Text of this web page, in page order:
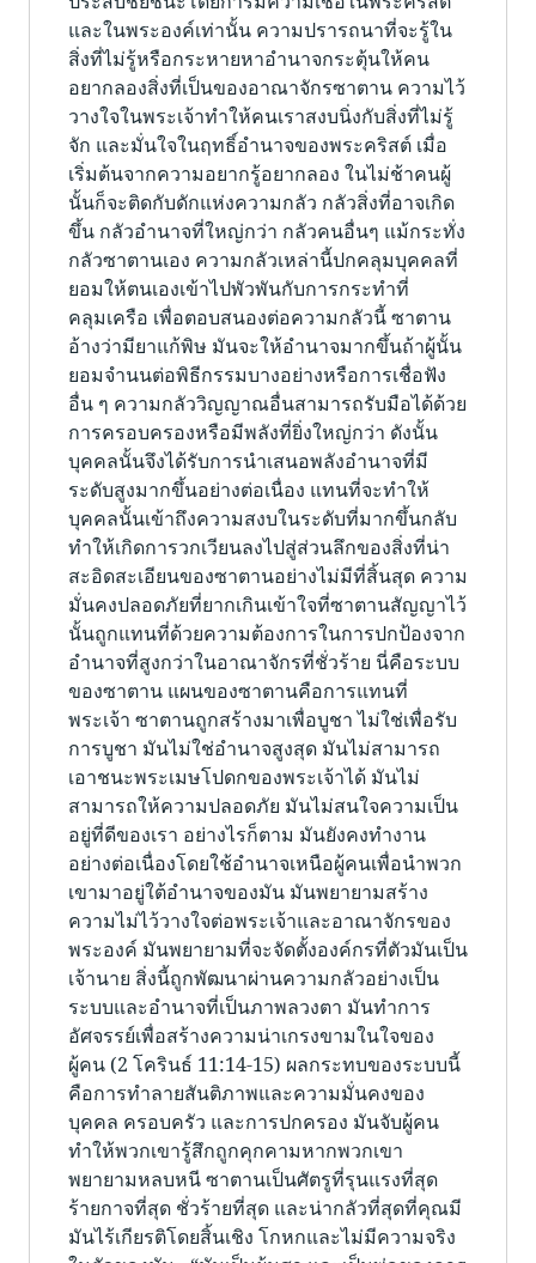
และในพระองค์เท่านั้น ความปรารถนาที่จะรู้ใน
สิ่งที่ไม่รู้หรือกระหายหาอำนาจกระตุ้นให้คน
อยากลองสิ่งที่เป็นของอาณาจักรซาตาน ความไว้
วางใจในพระเจ้าทำให้คนเราสงบนิ่งกับสิ่งที่ไม่รู้
จัก และมั่นใจในฤทธิ์อำนาจของพระคริสต์ เมื่อ
เริ่มต้นจากความอยากรู้อยากลอง ในไม่ช้าคนผู้
นั้นก็จะติดกับดักแห่งความกลัว กลัวสิ่งที่อาจเกิด
ขึ้น กลัวอำนาจที่ใหญ่กว่า กลัวคนอื่นๆ แม้กระทั่ง
กลัวซาตานเอง ความกลัวเหล่านี้ปกคลุมบุคคลที่
ยอมให้ตนเองเข้าไปพัวพันกับการกระทำที่
คลุมเครือ เพื่อตอบสนองต่อความกลัวนี้ ซาตาน
อ้างว่ามียาแก้พิษ มันจะให้อำนาจมากขึ้นถ้าผู้นั้น
ยอมจำนนต่อพิธีกรรมบางอย่างหรือการเชื่อฟัง
อื่น ๆ ความกลัววิญญาณอื่นสามารถรับมือได้ด้วย
การครอบครองหรือมีพลังที่ยิ่งใหญ่กว่า ดังนั้น
บุคคลนั้นจึงได้รับการนำเสนอพลังอำนาจที่มี
ระดับสูงมากขึ้นอย่างต่อเนื่อง แทนที่จะทำให้
บุคคลนั้นเข้าถึงความสงบในระดับที่มากขึ้นกลับ
ทำให้เกิดการวกเวียนลงไปสู่ส่วนลึกของสิ่งที่น่า
สะอิดสะเอียนของซาตานอย่างไม่มีที่สิ้นสุด ความ
มั่นคงปลอดภัยที่ยากเกินเข้าใจที่ซาตานสัญญาไว้
นั้นถูกแทนที่ด้วยความต้องการในการปกป้องจาก
อำนาจที่สูงกว่าในอาณาจักรที่ชั่วร้าย นี่คือระบบ
ของซาตาน แผนของซาตานคือการแทนที่
พระเจ้า ซาตานถูกสร้างมาเพื่อบูชา ไม่ใช่เพื่อรับ
การบูชา มันไม่ใช่อำนาจสูงสุด มันไม่สามารถ
เอาชนะพระเมษโปดกของพระเจ้าได้ มันไม่
สามารถให้ความปลอดภัย มันไม่สนใจความเป็น
อยู่ที่ดีของเรา อย่างไรก็ตาม มันยังคงทำงาน
อย่างต่อเนื่องโดยใช้อำนาจเหนือผู้คนเพื่อนำพวก
เขามาอยู่ใต้อำนาจของมัน มันพยายามสร้าง
ความไม่ไว้วางใจต่อพระเจ้าและอาณาจักรของ
พระองค์ มันพยายามที่จะจัดตั้งองค์กรที่ตัวมันเป็น
เจ้านาย สิ่งนี้ถูกพัฒนาผ่านความกลัวอย่างเป็น
ระบบและอำนาจที่เป็นภาพลวงตา มันทำการ
อัศจรรย์เพื่อสร้างความน่าเกรงขามในใจของ
ผู้คน (2 โครินธ์ 11:14-15) ผลกระทบของระบบนี้
คือการทำลายสันติภาพและความมั่นคงของ
บุคคล ครอบครัว และการปกครอง มันจับผู้คน
ทำให้พวกเขารู้สึกถูกคุกคามหากพวกเขา
พยายามหลบหนี ซาตานเป็นศัตรูที่รุนแรงที่สุด
ร้ายกาจที่สุด ชั่วร้ายที่สุด และน่ากลัวที่สุดที่คุณมี
มันไร้เกียรติโดยสิ้นเชิง โกหกและไม่มีความจริง